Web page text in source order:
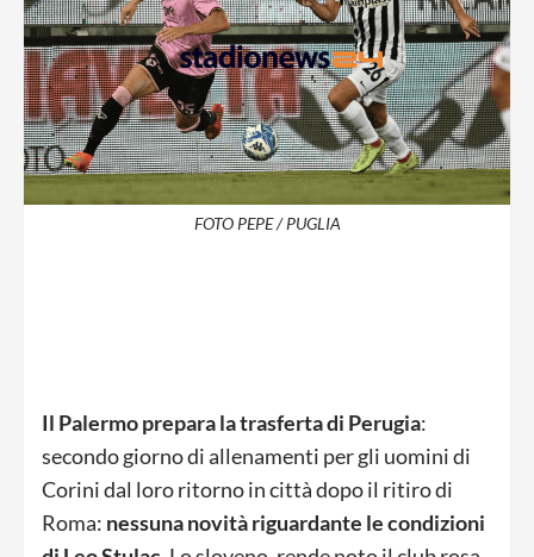
FOTO PEPE / PUGLIA
Il Palermo prepara la trasferta di Perugia:
secondo giorno di allenamenti per gli uomini di
Corini dal loro ritorno in città dopo il ritiro di
Roma: nessuna novità riguardante le condizioni